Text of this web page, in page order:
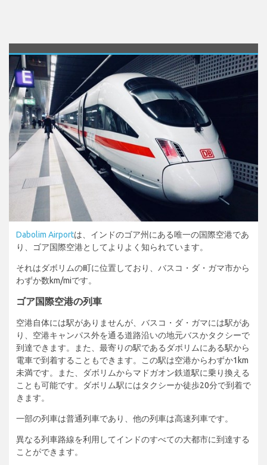
Dabolim Airportは、インドのゴア州にある唯一の国際空港であ
り、ゴア国際空港としてよりよく知られています。
それはダボリムの町に位置しており、バスコ・ダ・ガマ市から
わずか数km/miです。
ゴア国際空港の列車
空港自体には駅がありませんが、バスコ・ダ・ガマには駅があ
り、空港キャンパス外を通る道路沿いの地元バスかタクシーで
到達できます。また、最寄りの駅であるダボリムにある駅から
電車で到着することもできます。この駅は空港からわずか1km
未満です。また、ダボリムからマドガオン鉄道駅に乗り換える
ことも可能です。ダボリム駅にはタクシーか徒歩20分で到着で
きます。
一部の列車は普通列車であり、他の列車は高速列車です。
異なる列車路線を利用してインドのすべての大都市に到達する
ことができます。